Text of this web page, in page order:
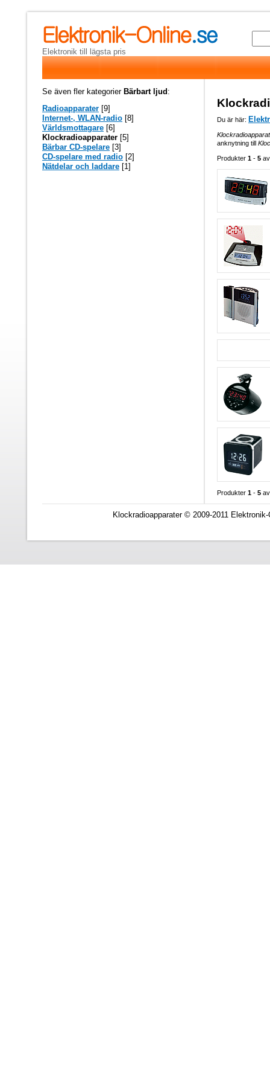
Elektronik till lägsta pris
Du är här:
anknytning till
Produkter 1 - 5
Produkter 1 - 5
Se även fler kategorier Bärbart ljud :
Radioapparater [9]
Internet-, WLAN-radio [8]
Världsmottagare [6]
Klockradioapparater [5]
Bärbar CD-spelare [3]
CD-spelare med radio [2]
Nätdelar och laddare [1]
Klockradioapparater © 2009-2011